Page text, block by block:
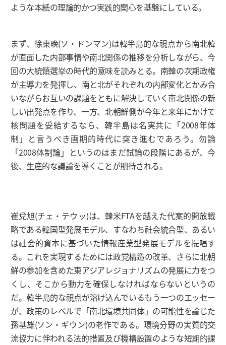
ような本紙の理論的かつ実践的関心を基盤にしている。
まず、徐東晩(ソ・ドンマン)は韓半島的な視点から南北韓
が直面した内部事情や南北関係の推移を分析しながら、今
回の大統領選挙の時代的意味を読みとる。南韓の次期政権
が主導力を発揮し、南と北がそれぞれの内部変化とかみ合
いながらお互いの課題をともに解決していく南北関係の新
しい出発点を作り、一方、北朝鮮側が今年と来年にかけて
核問題を妥結するなら、韓半島は名実共に「2008年体
制」と言うべき画期的時代に突き進むであろう。勿論
「2008体制論」というのはまだ試論の段階にあるが、今
後、生産的な議論を導くことが期待される。
崔兌旭(チェ・テウッ)は、韓米FTAを越えた代案的開放戦
略である韓国型発展モデル、すなわち社会統合型、あるい
は社会的資本に基づいた情報産業型発展モデルを提唱す
る。これを実現するためには政党構造の改革、さらに北朝
鮮の参加を含めた東アジアレジョナリズムの発展に力をつ
くし、そこから動力を確保しなければならないというの
だ。韓半島的な視点が溶け込んでいるもう一つのエッセー
が、政策のレベルで「南北環境共同体」の可能性を論じた
孫基雄(ソン・ギウン)の老作である。環境分野の実質的交
流協力に伴われる法的措置及び機構設置のような短期的課